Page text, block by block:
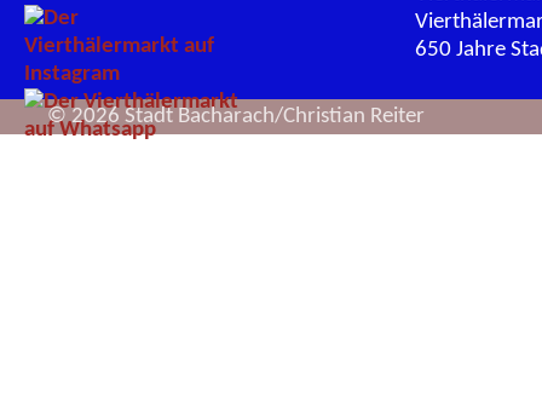
650 Jahre
© 2026 Stadt Bacharach/Christian Reiter